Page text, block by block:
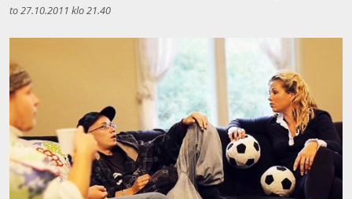
to 27.10.2011 klo 21.40